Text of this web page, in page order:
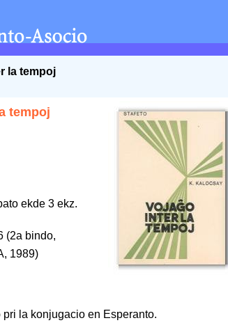
la tempoj
tempoj
ekde 3 ekz.
(2a bindo,
1989)
pri la konjugacio en Esperanto.